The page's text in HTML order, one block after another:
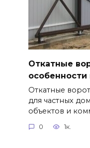
Откатные
особенности
Откатные
для частных
объектов и
0 1к.